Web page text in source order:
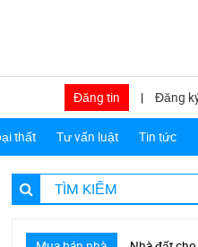
Đăng tin | Đăng
thất Tư vấn luật Tin tức
TÌM KIẾM